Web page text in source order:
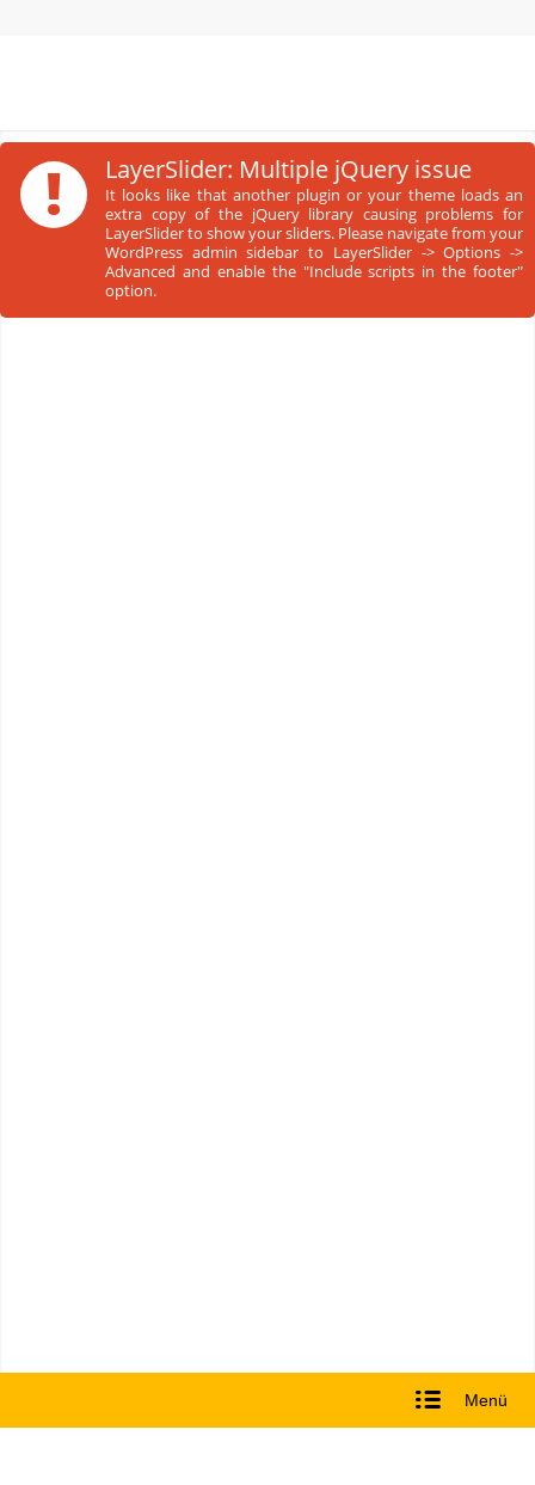
! LayerSlider: Multiple jQuery issue
It looks like that another plugin or your theme loads an
extra copy of the jQuery library causing problems for
LayerSlider to show your sliders. Please navigate from your
WordPress admin sidebar to LayerSlider -> Options ->
Advanced and enable the "Include scripts in the footer"
option.
Menü